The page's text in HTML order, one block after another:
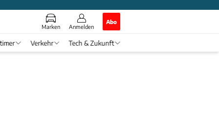
Marken Anmelden
Abo
Verkehr Tech & Zukunft